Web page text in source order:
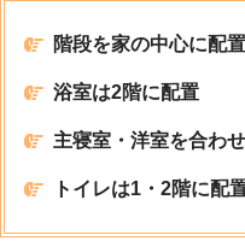
階段を家の中心に配置
浴室は2階に配置
主寝室・洋室を合わ
トイレは1・2階に配